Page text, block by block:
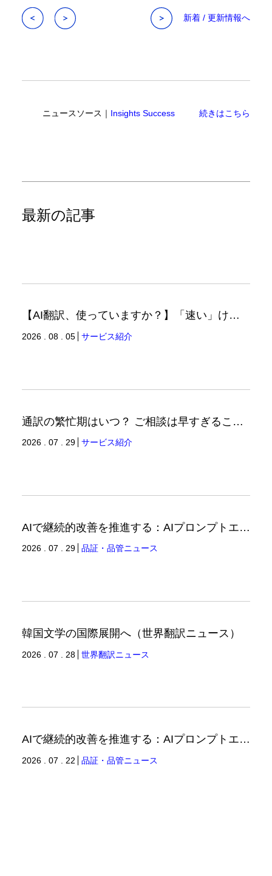
新着 / 更新情報へ
ニュースソース｜ Insights Success 続きはこちら
最新の記事
【AI翻訳、使っていますか？】「速い」けど「正しい」は別の話（翻訳ブログ）
2026 . 08 . 05 サービス紹介
通訳の繁忙期はいつ？ ご相談は早すぎることはありません。（通訳ブログ）
2026 . 07 . 29 サービス紹介
AIで継続的改善を推進する：AIプロンプトエンジニアリングへの品質思考の適用-3（品証品管ニュース）
2026 . 07 . 29 品証・品管ニュース
韓国文学の国際展開へ（世界翻訳ニュース）
2026 . 07 . 28 世界翻訳ニュース
AIで継続的改善を推進する：AIプロンプトエンジニアリングへの品質思考の適用-2（品証品管ニュース）
2026 . 07 . 22 品証・品管ニュース